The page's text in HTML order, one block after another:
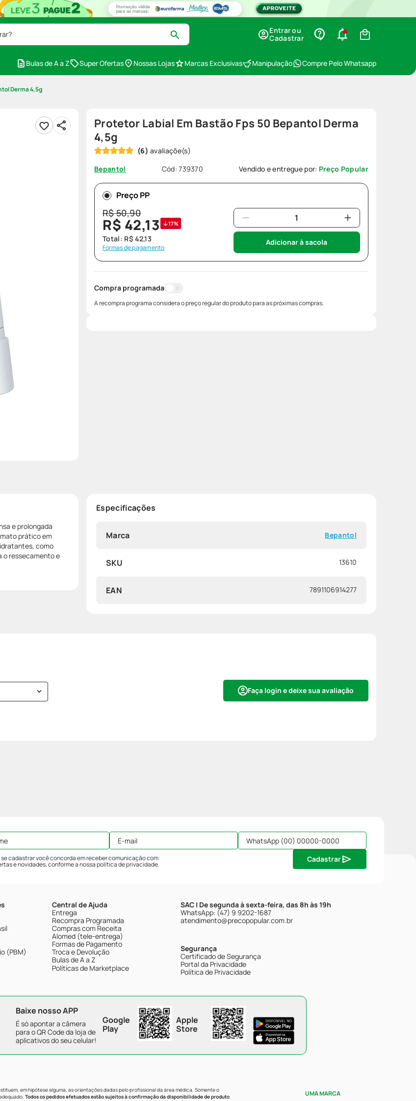
Entrar ou
Cadastrar
Bulas de A a Z Super Ofertas Nossas Lojas Marcas Exclusivas Manipulação Compre Pelo Whatsapp
Derma 4,5g
Protetor Labial Em Bastão Fps 50 Bepantol Derma
4,5g
(6)
Bepantol
Cód:739370 Vendido e entregue por: Preço Popular
Preço PP
R$50,90
R$ 42,13 17%
Total: R$ 42,13
Formas de pagamento
Adicionar à sacola
Compra programada
A recompra programa considera o preço regular do produto para as próximas compras.
e prolongada
prático em
como
o ressecamento e
Especificações
Marca Bepantol
SKU 13610
EAN 7891106914277
Faça login e deixe sua avaliação
se cadastrar você concorda em receber comunicação com
e novidades, conforme a nossapolítica de privacidade.
Cadastrar
(PBM)
Central de Ajuda
Entrega
Recompra Programada
Compras com Receita
Alomed (tele-entrega)
Formas de Pagamento
Troca e Devolução
Bulas de A a Z
Políticas de Marketplace
SAC | De segunda à sexta-feira, das 8h às 19h
WhatsApp: (47) 9 9202-1687
atendimento@precopopular.com.br
Segurança
Certificado de Segurança
Portal da Privacidade
Política de Privacidade
Baixe nosso APP
É só apontar a câmera
para o QR Code da loja de
aplicativos do seu celular!
Google
Play
Apple
Store
em hipótese alguma, as orientações dadas pelo profissional da área médica. Somente o
Todos os pedidos efetuados estão sujeitos à confirmação da disponibilidade de produto
UMA MARCA